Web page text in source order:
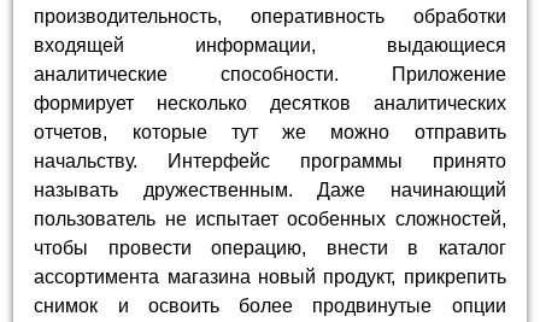
производительность, оперативность обработки
входящей информации, выдающиеся
аналитические способности. Приложение
формирует несколько десятков аналитических
отчетов, которые тут же можно отправить
начальству. Интерфейс программы принято
называть дружественным. Даже начинающий
пользователь не испытает особенных сложностей,
чтобы провести операцию, внести в каталог
ассортимента магазина новый продукт, прикрепить
снимок и освоить более продвинутые опции